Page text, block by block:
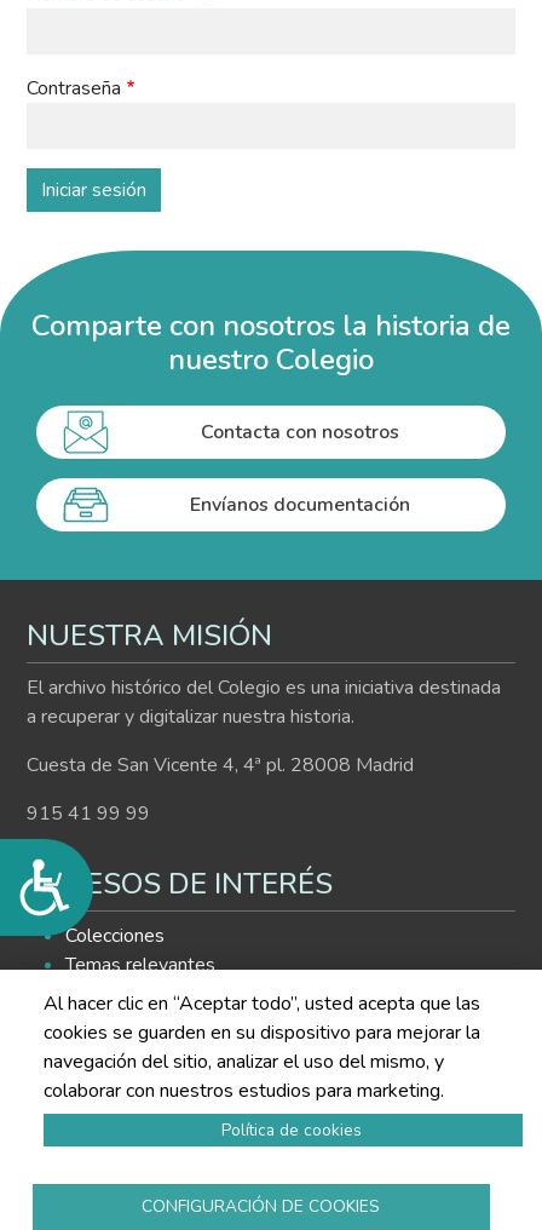
Accesibilidad
Contraseña
Comparte con nosotros la historia de
nuestro Colegio
Contacta con nosotros
Envíanos documentación
NUESTRA MISIÓN
El archivo histórico del Colegio es una iniciativa destinada
a recuperar y digitalizar nuestra historia.
Cuesta de San Vicente 4, 4ª pl. 28008 Madrid
915 41 99 99
ACCESOS DE INTERÉS
Colecciones
Temas relevantes
Histograma
Buscador de contenidos
SÍGUENOS EN LAS REDES
Al hacer clic en “Aceptar todo”, usted acepta que las
cookies se guarden en su dispositivo para mejorar la
navegación del sitio, analizar el uso del mismo, y
colaborar con nuestros estudios para marketing.
Política de cookies
CONFIGURACIÓN DE COOKIES